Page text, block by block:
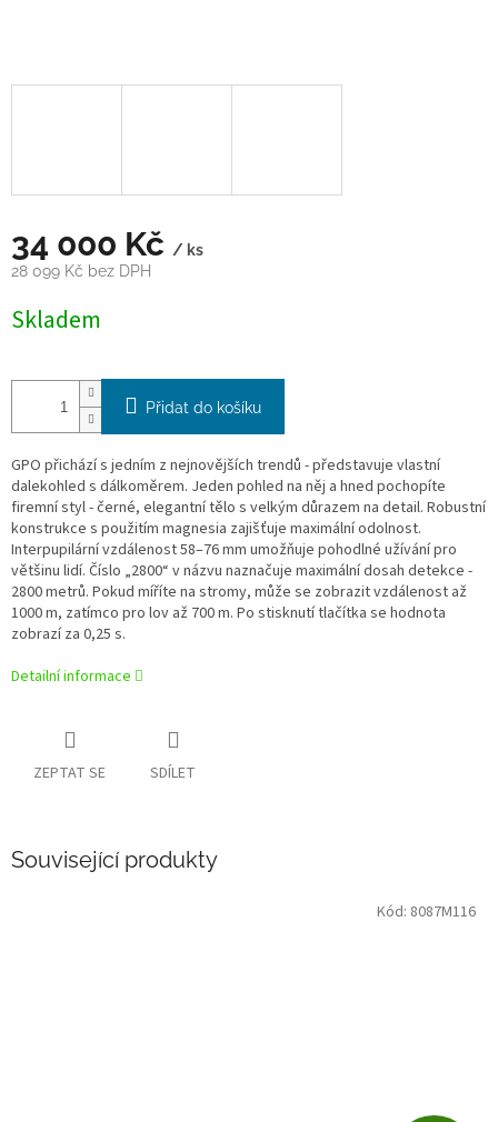
34 000 Kč / ks
28 099 Kč bez DPH
cena:
Skladem
Přidat do košíku
GPO přichází s jedním z nejnovějších trendů - představuje vlastní
dalekohled s dálkoměrem. Jeden pohled na něj a hned pochopíte
firemní styl - černé, elegantní tělo s velkým důrazem na detail. Robustní
konstrukce s použitím magnesia zajišťuje maximální odolnost.
Interpupilární vzdálenost 58–76 mm umožňuje pohodlné užívání pro
většinu lidí. Číslo „2800“ v názvu naznačuje maximální dosah detekce -
2800 metrů. Pokud míříte na stromy, může se zobrazit vzdálenost až
1000 m, zatímco pro lov až 700 m. Po stisknutí tlačítka se hodnota
zobrazí za 0,25 s.
Detailní informace
ZEPTAT SE SDÍLET
Související produkty
Kód: 8087M116